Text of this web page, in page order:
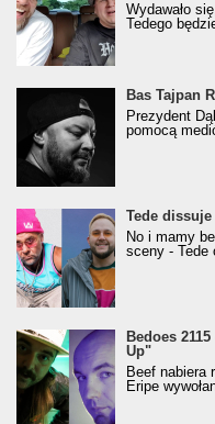
Wydawało
Tedego
Bas Tajpan
Prezydent
pomocą
Tede
No i mamy
sceny - Tede
Bedoes
Up"
Beef nabiera
Eripe